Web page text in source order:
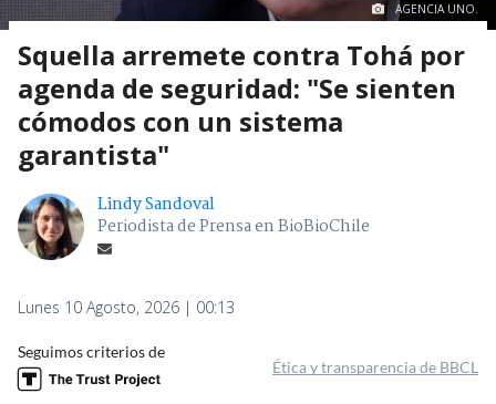
AGENCIA UNO.
Squella arremete contra Tohá por
agenda de seguridad: "Se sienten
cómodos con un sistema
garantista"
Lindy Sandoval
Periodista de Prensa en BioBioChile
Lunes 10 Agosto, 2026 | 00:13
Seguimos criterios de
Ética y transparencia de BBCL